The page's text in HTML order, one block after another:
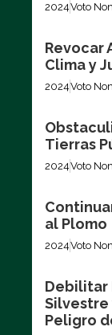
2024Voto
Revocar
Clima y
2024Voto
Tierras
2024Voto
al Plomo
2024Voto
Debilitar
Silvestre
Peligro